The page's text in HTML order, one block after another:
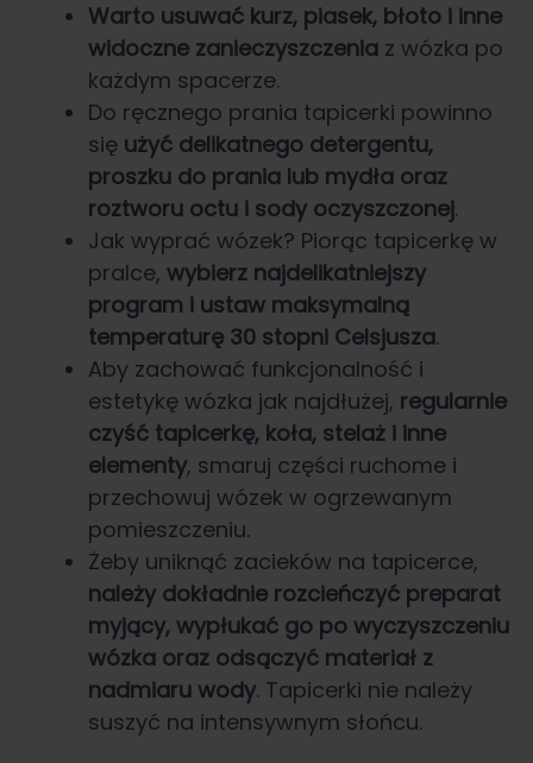
Warto usuwać kurz, piasek, błoto i inne
widoczne zanieczyszczenia z wózka po
każdym spacerze.
Do ręcznego prania tapicerki powinno
się użyć delikatnego detergentu,
proszku do prania lub mydła oraz
roztworu octu i sody oczyszczonej.
Jak wyprać wózek? Piorąc tapicerkę w
pralce, wybierz najdelikatniejszy
program i ustaw maksymalną
temperaturę 30 stopni Celsjusza.
Aby zachować funkcjonalność i
estetykę wózka jak najdłużej, regularnie
czyść tapicerkę, koła, stelaż i inne
elementy, smaruj części ruchome i
przechowuj wózek w ogrzewanym
pomieszczeniu.
Żeby uniknąć zacieków na tapicerce,
należy dokładnie rozcieńczyć preparat
myjący, wypłukać go po wyczyszczeniu
wózka oraz odsączyć materiał z
nadmiaru wody. Tapicerki nie należy
suszyć na intensywnym słońcu.